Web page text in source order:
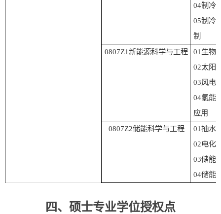
04制冷
05制冷
制
0807Z1新能源科学与工程 01 生物
02太阳
03风电
04氢能
应用
0807Z2储能科学与工程 01抽水
02电化
03储能
04储能
四、硕士专业学位授权点